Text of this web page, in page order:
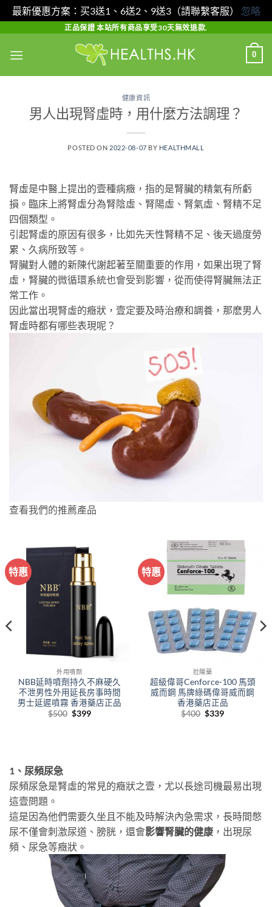
最新優惠方案：买3送1、6送2、9送3（請聯繫客服） 忽略
content
正品保證 本站所有商品享受30天無效退款.
0
健康資訊
男人出現腎虛時，用什麼方法調理？
POSTED ON 2022-08-07 BY HEALTHMALL
腎虛是中醫上提出的壹種病癥，指的是腎臟的精氣有所虧
損。臨床上將腎虛分為腎陰虛、腎陽虛、腎氣虛、腎精不足
四個類型。
引起腎虛的原因有很多，比如先天性腎精不足、後天過度勞
累、久病所致等。
腎臟對人體的新陳代謝起著至關重要的作用，如果出現了腎
虛，腎臟的微循環系統也會受到影響，從而使得腎臟無法正
常工作。
因此當出現腎虛的癥狀，壹定要及時治療和調養，那麽男人
腎虛時都有哪些表現呢？
查看我們的推薦產品
特惠
外用噴劑
NBB延時噴劑持久不麻硬久
不泄男性外用延長房事時間
男士延遲噴霧 香港藥店正品
$500 Original
$399Current
特惠
壯陽藥
超級偉哥Cenforce-100 馬頭
威而鋼 馬牌綠碼偉哥威而鋼
香港藥店正品
$400 Original
$339Current
1、尿頻尿急
尿頻尿急是腎虛的常見的癥狀之壹，尤以長途司機最易出現
這壹問題。
這是因為他們需要久坐且不能及時解決內急需求，長時間憋
尿不僅會刺激尿道、膀胱，還會影響腎臟的健康 ，出現尿
頻、尿急等癥狀。